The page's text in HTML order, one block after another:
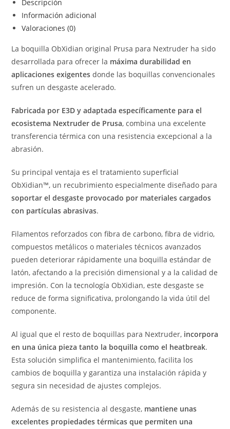
Descripción
Información adicional
Valoraciones (0)
La boquilla ObXidian original Prusa para Nextruder ha sido
desarrollada para ofrecer la máxima durabilidad en
aplicaciones exigentes donde las boquillas convencionales
sufren un desgaste acelerado.
Fabricada por E3D y adaptada específicamente para el
ecosistema Nextruder de Prusa, combina una excelente
transferencia térmica con una resistencia excepcional a la
abrasión.
Su principal ventaja es el tratamiento superficial
ObXidian™, un recubrimiento especialmente diseñado para
soportar el desgaste provocado por materiales cargados
con partículas abrasivas.
Filamentos reforzados con fibra de carbono, fibra de vidrio,
compuestos metálicos o materiales técnicos avanzados
pueden deteriorar rápidamente una boquilla estándar de
latón, afectando a la precisión dimensional y a la calidad de
impresión. Con la tecnología ObXidian, este desgaste se
reduce de forma significativa, prolongando la vida útil del
componente.
Al igual que el resto de boquillas para Nextruder, incorpora
en una única pieza tanto la boquilla como el heatbreak.
Esta solución simplifica el mantenimiento, facilita los
cambios de boquilla y garantiza una instalación rápida y
segura sin necesidad de ajustes complejos.
Además de su resistencia al desgaste, mantiene unas
excelentes propiedades térmicas que permiten una